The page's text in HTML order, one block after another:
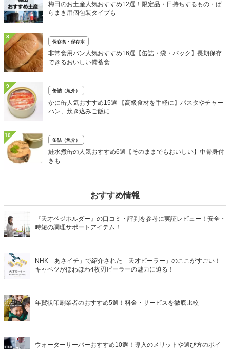
梅田のお土産人気おすすめ12選！限定品・日持ちするもの・ば
らまき用個包装タイプも
8
保存食・保存水
非常食用パン人気おすすめ16選【缶詰・袋・パック】長期保存
できるおいしい備蓄食
9
缶詰（魚介）
かに缶人気おすすめ15選 【高級食材を手軽に】パスタやチャー
ハン、炊き込みご飯に
10
缶詰（魚介）
鮭水煮缶の人気おすすめ6選【そのままでもおいしい】中骨身付
きも
おすすめ情報
『天才ベジホルダー』の口コミ・評判を参考に実証レビュー！安全・
時短の調理サポートアイテム！
NHK「あさイチ」で紹介された「天才ピーラー」のここがすごい！
キャベツがほわほわ4枚刃ピーラーの魅力に迫る！
年賀状印刷業者のおすすめ5選！料金・サービスを徹底比較
ウォーターサーバーおすすめ10選！導入のメリットや選び方のポイ